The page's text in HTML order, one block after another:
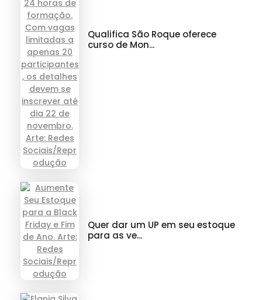
Qualifica São Roque oferece
curso de Mon...
Quer dar um UP em seu estoque
para as ve...